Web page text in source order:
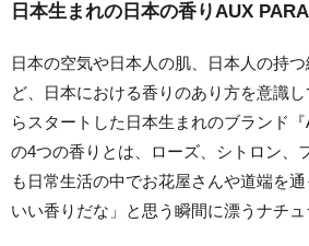
日本生まれの日本の香りAUX
日本の空気や日本人の肌、日本人の持
ど、日本における香りのあり方を意識
らスタートした日本生まれのブランド『
の4つの香りとは、ローズ、シトロン、
も日常生活の中でお花屋さんや道端を
いい香りだな」と思う瞬間に漂うナチュ